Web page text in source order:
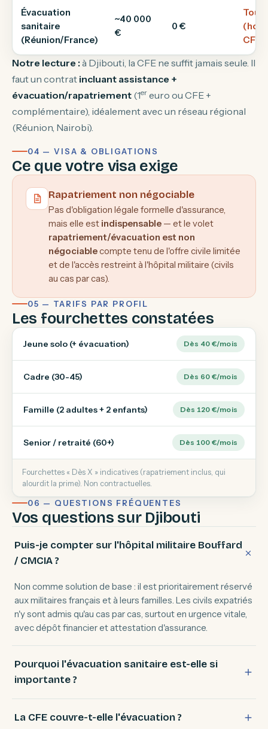
Évacuation
sanitaire
(Réunion/France)
~40 000
€
0 €
Tout
(hors
CFE)
Notre lecture :à Djibouti, la CFE ne suffit jamais seule. Il
faut un contrat incluant assistance +
évacuation/rapatriement (1er euro ou CFE +
complémentaire), idéalement avec un réseau régional
(Réunion, Nairobi).
04 — VISA & OBLIGATIONS
Ce que votre visa exige
Rapatriement non négociable
Pas d'obligation légale formelle d'assurance,
mais elle est indispensable — et le volet
rapatriement/évacuation est non
négociablecompte tenu de l'offre civile limitée
et de l'accès restreint à l'hôpital militaire (civils
au cas par cas).
05 — TARIFS PAR PROFIL
Les fourchettes constatées
Jeune solo (+ évacuation) Dès 40 €/mois
Cadre (30-45) Dès 60 €/mois
Famille (2 adultes + 2 enfants) Dès 120 €/mois
Senior / retraité (60+) Dès 100 €/mois
Fourchettes « Dès X » indicatives (rapatriement inclus, qui
alourdit la prime). Non contractuelles.
06 — QUESTIONS FRÉQUENTES
Vos questions sur Djibouti
Puis-je compter sur l'hôpital militaire Bouffard
/ CMCIA ?
Non comme solution de base : il est prioritairement réservé
aux militaires français et à leurs familles. Les civils expatriés
n'y sont admis qu'au cas par cas, surtout en urgence vitale,
avec dépôt financier et attestation d'assurance.
Pourquoi l'évacuation sanitaire est-elle si
importante ?
La CFE couvre-t-elle l'évacuation ?